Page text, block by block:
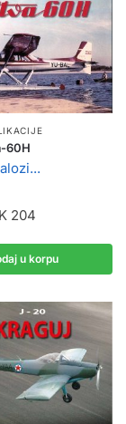
60H
204
u korpu